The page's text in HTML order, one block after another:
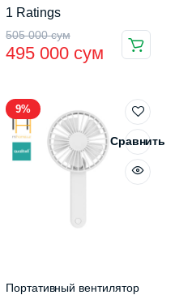
1 Ratings
505 000сум
Первоначальная
цена
505
000 сум.
495 000 сум
Текущая
цена:
000 сум.
9%
Сравнить
Портативный вентилятор